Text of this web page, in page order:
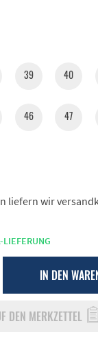
39 40
46 47
LIEFERUNG
IN DEN
DEN MERKZETTEL
liefern wir